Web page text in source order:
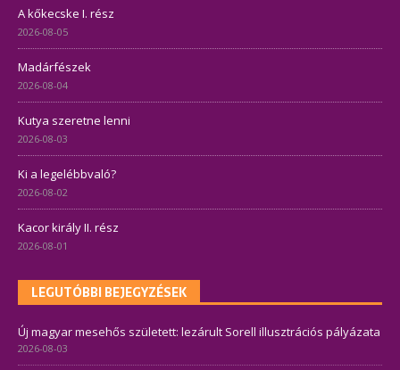
A kőkecske I. rész
2026-08-05
Madárfészek
2026-08-04
Kutya szeretne lenni
2026-08-03
Ki a legelébbvaló?
2026-08-02
Kacor király II. rész
2026-08-01
LEGUTÓBBI BEJEGYZÉSEK
Új magyar mesehős született: lezárult Sorell illusztrációs pályázata
2026-08-03